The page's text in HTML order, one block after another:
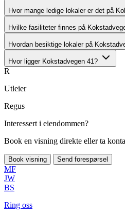
Hvor mange ledige lokaler er det på
Hvilke fasiliteter finnes på
Hvordan besiktige lokaler på
Hvor ligger Kokstadvegen 41?
R
Utleier
Regus
Interessert i eiendommen?
Book en visning direkte eller ta
Book visning Send forespørsel
MF
JW
BS
Ring oss